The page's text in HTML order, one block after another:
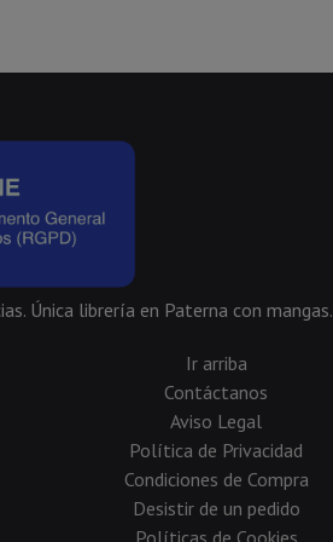
Única librería en Paterna con mangas.
Ir arriba
Contáctanos
Aviso Legal
Política de Privacidad
Condiciones de Compra
Desistir de un pedido
Políticas de Cookies